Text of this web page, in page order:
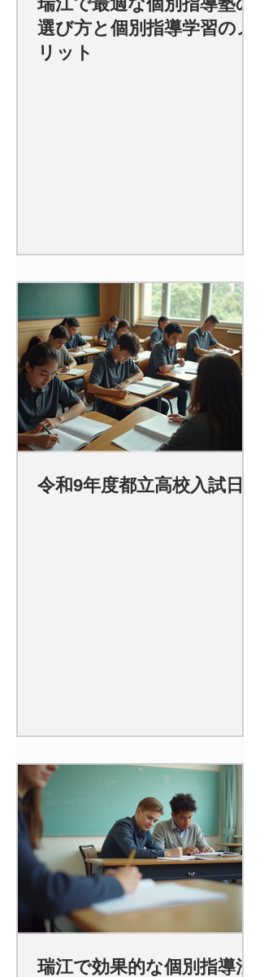
選び方と個別指導学習のメ
リット
令和9年度都立高校入試日程
瑞江で効果的な個別指導法